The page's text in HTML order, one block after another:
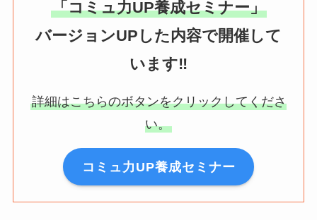
「コミュ力UP養成セミナー」
バージョンUPした内容で開催して
います‼️
詳細はこちらのボタンをクリックしてくださ
い。
コミュ力UP養成セミナー